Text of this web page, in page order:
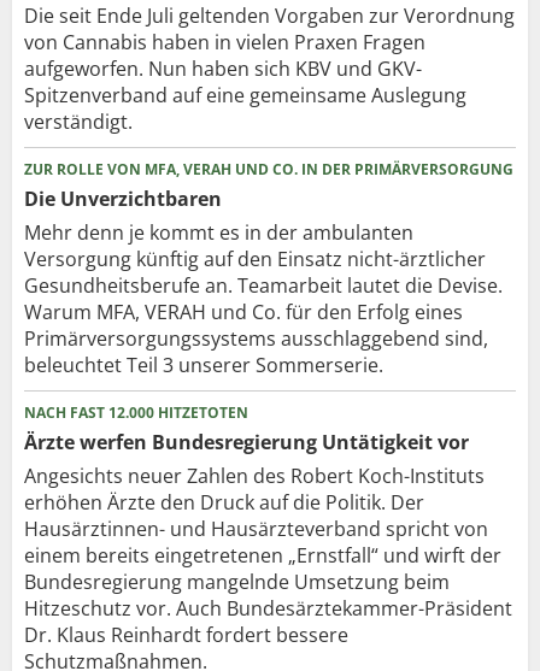
Die seit Ende Juli geltenden Vorgaben zur Verordnung
von Cannabis haben in vielen Praxen Fragen
aufgeworfen. Nun haben sich KBV und GKV-
Spitzenverband auf eine gemeinsame Auslegung
verständigt.
ZUR ROLLE VON MFA, VERAH UND CO. IN DER PRIMÄRVERSORGUNG
Die Unverzichtbaren
Mehr denn je kommt es in der ambulanten
Versorgung künftig auf den Einsatz nicht-ärztlicher
Gesundheitsberufe an. Teamarbeit lautet die Devise.
Warum MFA, VERAH und Co. für den Erfolg eines
Primärversorgungssystems ausschlaggebend sind,
beleuchtet Teil 3 unserer Sommerserie.
NACH FAST 12.000 HITZETOTEN
Ärzte werfen Bundesregierung Untätigkeit vor
Angesichts neuer Zahlen des Robert Koch-Instituts
erhöhen Ärzte den Druck auf die Politik. Der
Hausärztinnen- und Hausärzteverband spricht von
einem bereits eingetretenen „Ernstfall“ und wirft der
Bundesregierung mangelnde Umsetzung beim
Hitzeschutz vor. Auch Bundesärztekammer-Präsident
Dr. Klaus Reinhardt fordert bessere
Schutzmaßnahmen.